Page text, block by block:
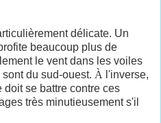
délicate. Un
beaucoup plus de
le vent dans les voiles
du sud-ouest. À l'inverse,
doit se battre contre ces
très minutieusement s'il